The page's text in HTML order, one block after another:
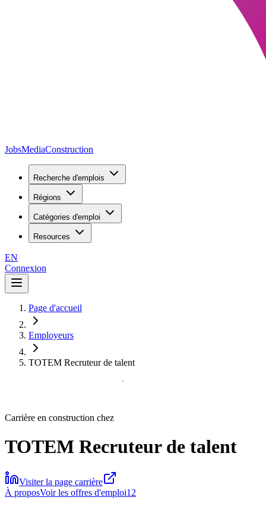
JobsMediaConstruction
Recherche d'emplois
Régions
Catégories d'emploi
Resources
EN
Connexion
Page d'accueil
Employeurs
TOTEM Recruteur de talent
Carrière en construction chez
TOTEM Recruteur de talent
Visiter la page carrière
À proposVoir les offres d'emploi12